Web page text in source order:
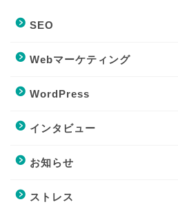
SEO
Webマーケティング
WordPress
インタビュー
お知らせ
ストレス